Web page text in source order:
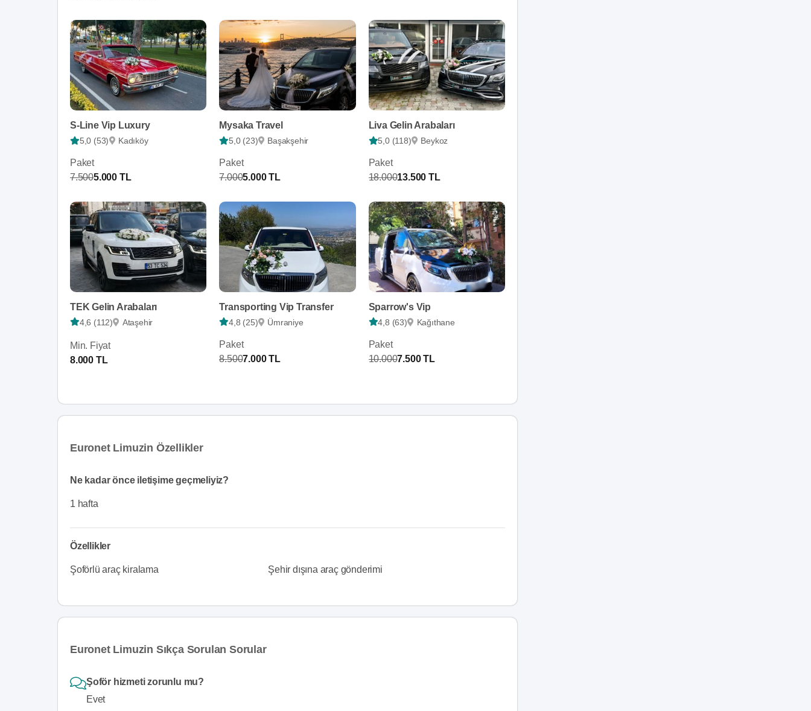
S-Line Vip Luxury
5,0 (53) Kadıköy
Paket
7.5005.000 TL
Mysaka Travel
5,0 (23) Başakşehir
Paket
7.0005.000 TL
Liva Gelin Arabaları
5,0 (118) Beykoz
Paket
18.00013.500 TL
TEK Gelin Arabaları
4,6 (112) Ataşehir
Min. Fiyat
8.000 TL
Transporting Vip Transfer
4,8 (25) Ümraniye
Paket
8.5007.000 TL
Sparrow's Vip
4,8 (63) Kağıthane
Paket
10.0007.500 TL
Euronet Limuzin Özellikler
Ne kadar önce iletişime geçmeliyiz?
1 hafta
Özellikler
Şoförlü araç kiralama Şehir dışına araç gönderimi
Euronet Limuzin Sıkça Sorulan Sorular
Şoför hizmeti zorunlu mu?
Evet